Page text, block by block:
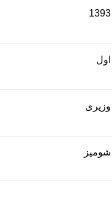
1393
اول
وزیری
شومیز